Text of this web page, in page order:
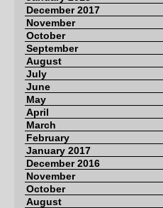
December 2017
November
October
September
August
July
June
May
April
March
February
January 2017
December 2016
November
October
August